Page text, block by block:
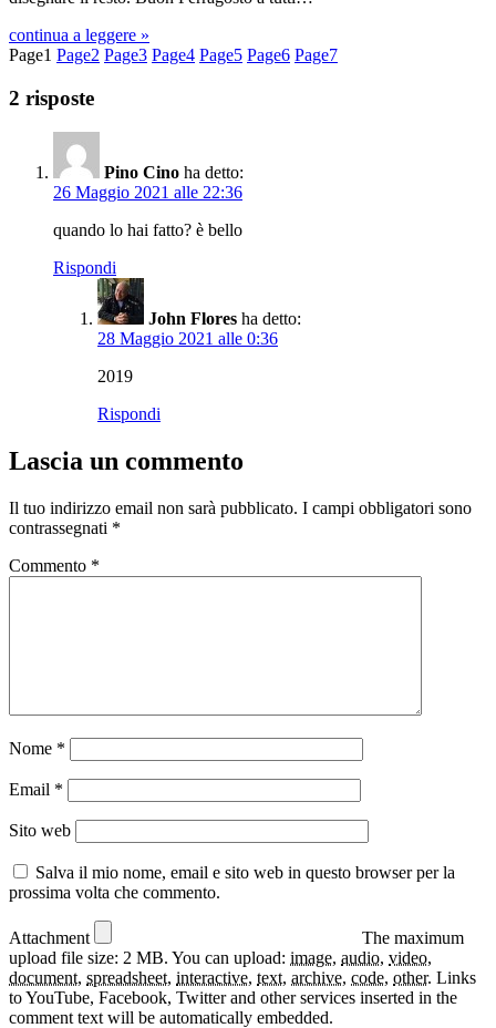
continua a leggere »
Page1 Page2 Page3 Page4 Page5 Page6 Page7
2 risposte
Pino Cino ha detto:
26 Maggio 2021 alle 22:36
quando lo hai fatto? è bello
Rispondi
John Flores ha detto:
28 Maggio 2021 alle 0:36
2019
Rispondi
Lascia un commento
Il tuo indirizzo email non sarà pubblicato. I campi obbligatori sono
contrassegnati *
Commento *
Nome *
Email *
Sito web
Salva il mio nome, email e sito web in questo browser per la
prossima volta che commento.
Attachment
The maximum
upload file size: 2 MB. You can upload: image, audio, video,
document, spreadsheet, interactive, text, archive, code, other. Links
to YouTube, Facebook, Twitter and other services inserted in the
comment text will be automatically embedded.